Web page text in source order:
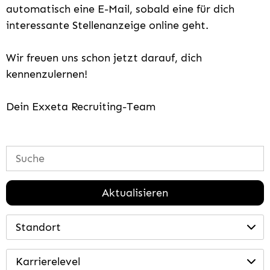
automatisch eine E-Mail, sobald eine für dich
interessante Stellenanzeige online geht.
Wir freuen uns schon jetzt darauf, dich
kennenzulernen!
Dein Exxeta Recruiting-Team
Aktualisieren
Standort
Karrierelevel